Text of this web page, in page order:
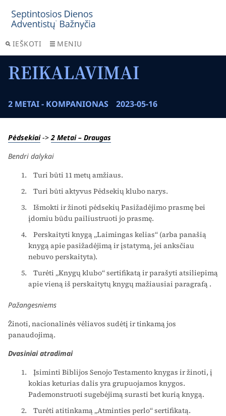
IEŠKOTI MENIU
REIKALAVIMAI
2 METAI - KOMPANIONAS 2023-05-16
Pėdsekiai-> 2 Metai – Draugas
Bendri dalykai
Turi būti 11 metų amžiaus.
Turi būti aktyvus Pėdsekių klubo narys.
Išmokti ir žinoti pėdsekių Pasižadėjimo prasmę bei
įdomiu būdu pailiustruoti jo prasmę.
Perskaityti knygą „Laimingas kelias“ (arba panašią
knygą apie pasižadėjimą ir įstatymą, jei anksčiau
nebuvo perskaityta).
Turėti „Knygų klubo“ sertifikatą ir parašyti atsiliepimą
apie vieną iš perskaitytų knygų mažiausiai paragrafą .
Pažangesniems
Žinoti, nacionalinės vėliavos sudėtį ir tinkamą jos
panaudojimą.
Dvasiniai atradimai
Įsiminti Biblijos Senojo Testamento knygas ir žinoti, į
kokias keturias dalis yra grupuojamos knygos.
Pademonstruoti sugebėjimą surasti bet kurią knygą.
Turėti atitinkamą „Atminties perlo“ sertifikatą.